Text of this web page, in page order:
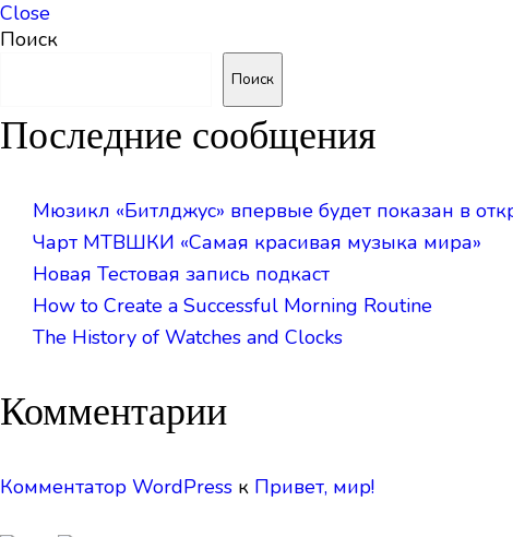
Close
Поиск
Поиск
Последние сообщения
Мюзикл «Битлджус» впервые будет показан в
Чарт МТВШКИ «Самая красивая музыка мира»
Новая Тестовая запись подкаст
How to Create a Successful Morning Routine
The History of Watches and Clocks
Комментарии
Комментатор WordPress к Привет, мир!